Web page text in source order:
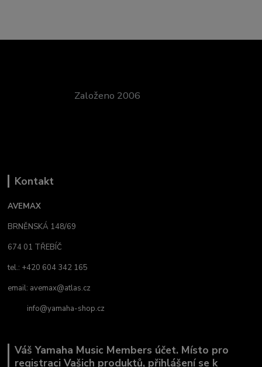
Založeno 2006
Kontakt
AVEMAX
BRNĚNSKÁ 148/69
674 01 TŘEBÍČ
tel.: +420 604 342 165
email: avemax@atlas.cz
info@yamaha-shop.cz
Váš Yamaha Music Members účet. Místo pro
registraci Vašich produktů, přihlášení se k